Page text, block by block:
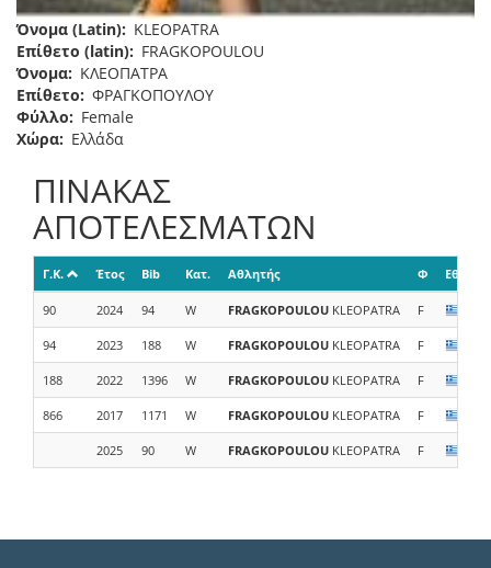
Όνομα (Latin)
KLEOPATRA
Επίθετο (latin)
FRAGKOPOULOU
Όνομα
ΚΛΕΟΠΑΤΡΑ
Επίθετο
ΦΡΑΓΚΟΠΟΥΛΟΥ
Φύλλο
Female
Χώρα
Ελλάδα
ΠΙΝΑΚΑΣ
ΑΠΟΤΕΛΕΣΜΑΤΩΝ
Γ.Κ. Έτος Bib Κατ. Αθλητής Φ
90 2024 94 W FRAGKOPOULOU KLEOPATRA F
94 2023 188 W FRAGKOPOULOU KLEOPATRA F
188 2022 1396 W FRAGKOPOULOU KLEOPATRA F
866 2017 1171 W FRAGKOPOULOU KLEOPATRA F
2025 90 W FRAGKOPOULOU KLEOPATRA F